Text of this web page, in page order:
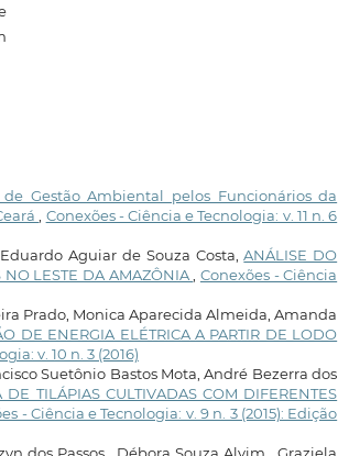
de Gestão Ambiental pelos Funcionários da
, Conexões - Ciência e Tecnologia: v. 11 n. 6
Aguiar de Souza Costa,ANÁLISE DO
NO LESTE DA AMAZÔNIA, Conexões - Ciência
Prado, Monica Aparecida Almeida, Amanda
DE ENERGIA ELÉTRICA A PARTIR DE LODO
v. 10 n. 3 (2016)
Suetônio Bastos Mota, André Bezerra dos
TILÁPIAS CULTIVADAS COM DIFERENTES
- Ciência e Tecnologia: v. 9 n. 3 (2015): Edição